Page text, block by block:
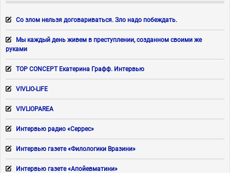
Со злом нельзя договариваться. Зло надо побеждать.
Мы каждый день живем в преступлении, созданном своими же
руками
TOP CONCEPT Екатерина Графф. Интервью
VIVLIO-LIFE
VIVLIOPAREA
Интервью радио «Серрес»
Интервью газете «Филологики Вразини»
Интервью газете «Апойевматини»